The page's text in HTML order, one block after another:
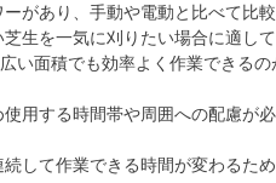
があり、手動や電動と比べて比
生を一気に刈りたい場合に適して
い面積でも効率よく作業できる
用する時間帯や周囲への配慮が
して作業できる時間が変わるた